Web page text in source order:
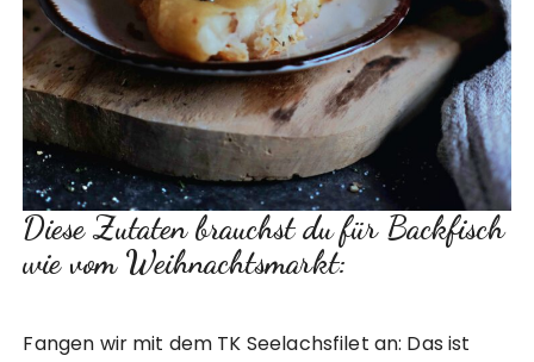
Diese Zutaten brauchst du für Backfisch
wie vom Weihnachtsmarkt:
Fangen wir mit dem TK Seelachsfilet an: Das ist